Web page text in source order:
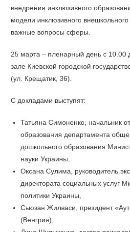
внедрения инклюзивного
модели инклюзивного
важные вопросы сферы.
25 марта – пленарный день с 10.00
зале Киевской городской
(ул. Крещатик, 36).
С докладами выступят:
Татьяна Симоненко, начальник
образования департамента
дошкольного образования
науки Украины,
Оксана Сулима, руководитель
директората социальных услуг
политики Украины,
Сьюзан Жилваси, президент
(Венгрия),